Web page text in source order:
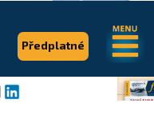
Předplatné
.